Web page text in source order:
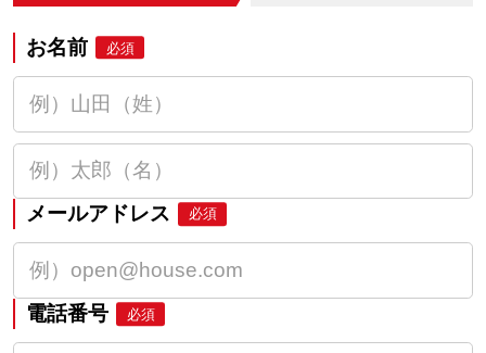
お名前 必須
メールアドレス 必須
電話番号 必須